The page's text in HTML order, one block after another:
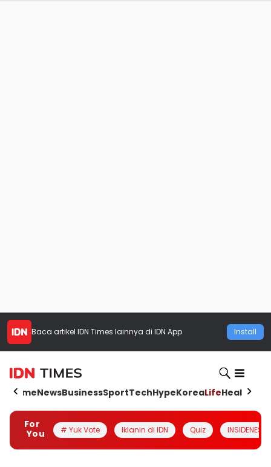
Baca artikel IDN Times lainnya di IDN App Install
HomeNewsBusinessSportTechHypeKoreaLifeHealth
For
You
# Yuk Vote Iklanin di IDN Quiz INSIDENESIA